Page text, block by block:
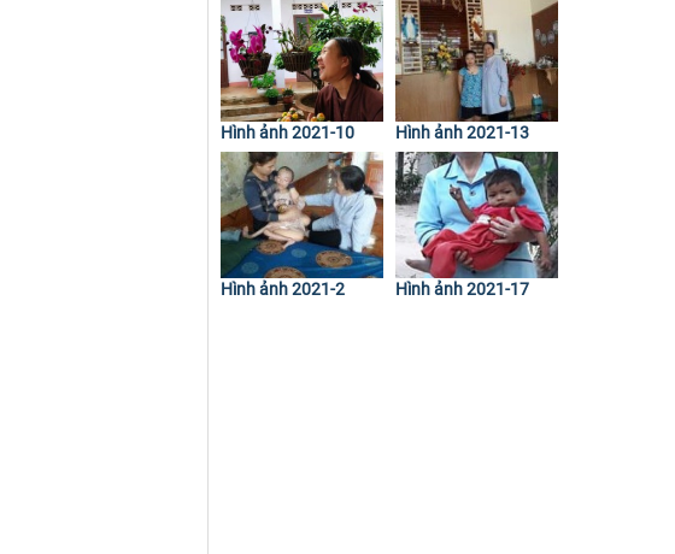
Hình ảnh 2021-10 Hình ảnh 2021-13
Hình ảnh 2021-2 Hình ảnh 2021-17